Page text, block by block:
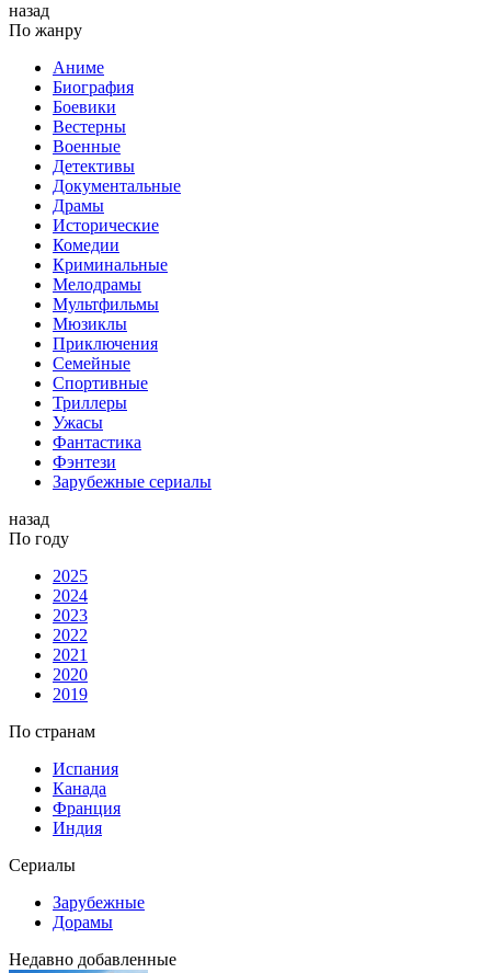
назад
По жанру
Аниме
Биография
Боевики
Вестерны
Военные
Детективы
Документальные
Драмы
Исторические
Комедии
Криминальные
Мелодрамы
Мультфильмы
Мюзиклы
Приключения
Семейные
Спортивные
Триллеры
Ужасы
Фантастика
Фэнтези
Зарубежные сериалы
назад
По году
2025
2024
2023
2022
2021
2020
2019
По странам
Испания
Канада
Франция
Индия
Сериалы
Зарубежные
Дорамы
Недавно добавленные